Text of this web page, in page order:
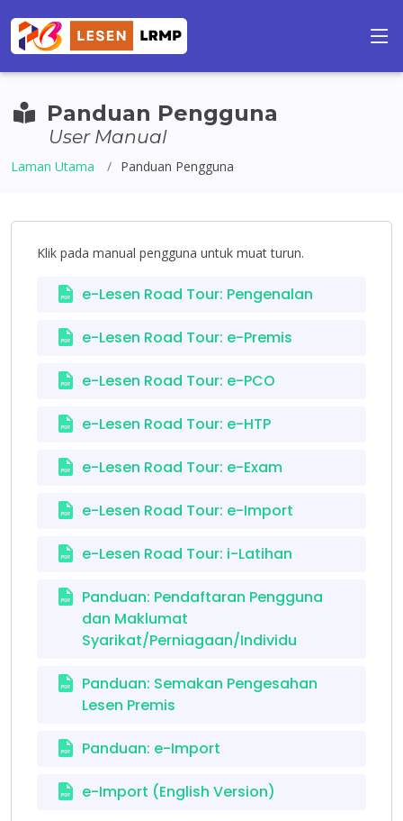
Panduan Pengguna
User Manual
Laman Utama Panduan Pengguna
Klik pada manual pengguna untuk muat turun.
e-Lesen Road Tour: Pengenalan
e-Lesen Road Tour: e-Premis
e-Lesen Road Tour: e-PCO
e-Lesen Road Tour: e-HTP
e-Lesen Road Tour: e-Exam
e-Lesen Road Tour: e-Import
e-Lesen Road Tour: i-Latihan
Panduan: Pendaftaran Pengguna
dan Maklumat
Syarikat/Perniagaan/Individu
Panduan: Semakan Pengesahan
Lesen Premis
Panduan: e-Import
e-Import (English Version)